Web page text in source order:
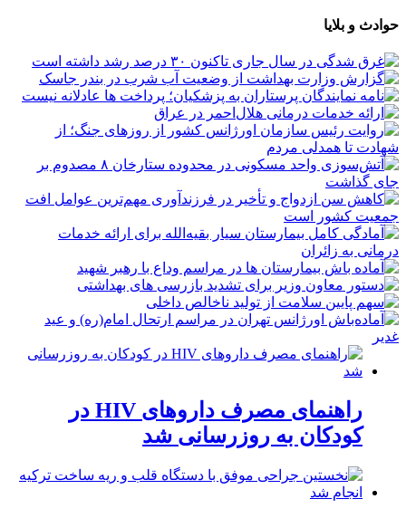
حوادث و بلایا
راهنمای مصرف داروهای HIV در
کودکان به روزرسانی شد